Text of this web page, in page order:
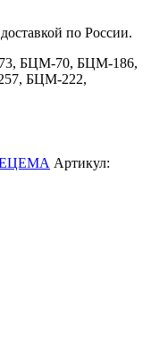
по России.
БЦМ-70, БЦМ-186,
БЦМ-222,
Артикул: